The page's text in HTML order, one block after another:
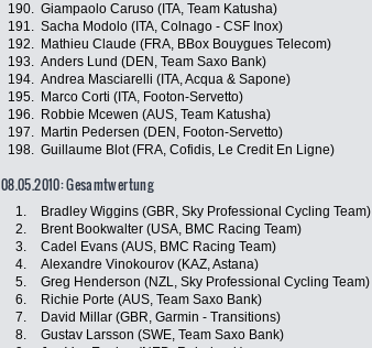
190. Giampaolo Caruso (ITA, Team Katusha)
191. Sacha Modolo (ITA, Colnago - CSF Inox)
192.
Mathieu Claude (FRA, BBox Bouygues Telecom)
193. Anders Lund (DEN, Team Saxo Bank)
194. Andrea Masciarelli (ITA, Acqua & Sapone)
195.
Marco Corti (ITA, Footon-Servetto)
196.
Robbie Mcewen (AUS, Team Katusha)
197.
Martin Pedersen (DEN, Footon-Servetto)
198. Guillaume Blot (FRA, Cofidis, Le Credit En Ligne)
08.05.2010: Gesamtwertung
1. Bradley Wiggins (GBR, Sky Professional Cycling Team)
2.
Brent Bookwalter (USA, BMC Racing Team)
3.
Cadel Evans (AUS, BMC Racing Team)
4.
Alexandre Vinokourov (KAZ, Astana)
5.
Greg Henderson (NZL, Sky Professional Cycling Team)
6.
Richie Porte (AUS, Team Saxo Bank)
7.
David Millar (GBR, Garmin - Transitions)
8.
Gustav Larsson (SWE, Team Saxo Bank)